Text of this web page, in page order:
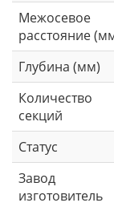
Межосевое
расстояние
Глубина (мм)
Количество
секций
Статус
Завод
изготовитель